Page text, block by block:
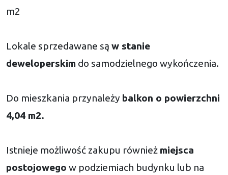
m2
Lokale sprzedawane są w stanie
deweloperskim do samodzielnego wykończenia.
Do mieszkania przynależy balkon o powierzchni
4,04 m2.
Istnieje możliwość zakupu również miejsca
postojowego w podziemiach budynku lub na